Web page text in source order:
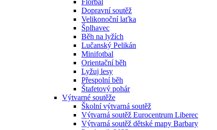
Florbal
Dopravní soutěž
Velikonoční laťka
Šplhavec
Běh na lyžích
Lučanský Pelikán
Minifotbal
Orientační běh
Lyžuj lesy
Přespolní běh
Štafetový pohár
Výtvarné soutěže
Školní výtvarná soutěž
Výtvarná soutěž Eurocentrum Liberec
Výtvarná soutěž dětské mapy Barbary